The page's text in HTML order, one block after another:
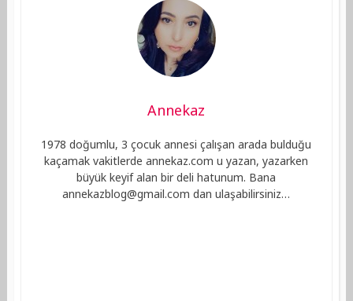
Annekaz
1978 doğumlu, 3 çocuk annesi çalışan arada bulduğu
kaçamak vakitlerde annekaz.com u yazan, yazarken
büyük keyif alan bir deli hatunum. Bana
annekazblog@gmail.com dan ulaşabilirsiniz…